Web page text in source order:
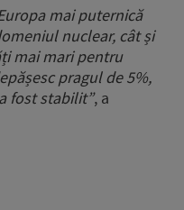
mai puternică
nuclear, cât și
mai mari pentru
pragul de 5%,
fost stabilit”, a